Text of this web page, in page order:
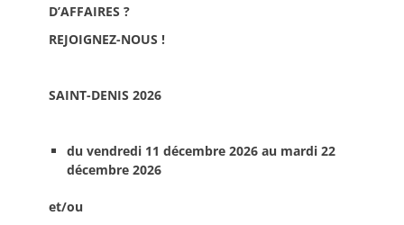
D’AFFAIRES ?
REJOIGNEZ-NOUS !
SAINT-DENIS 2026
du vendredi 11 décembre 2026 au mardi 22
décembre 2026
et/ou